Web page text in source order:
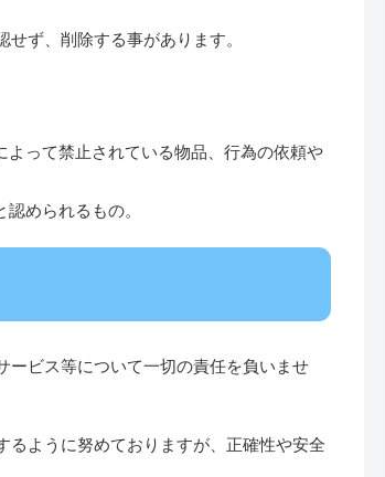
ず、削除する事があります。
って禁止されている物品、行為の依頼や
められるもの。
ービス等について一切の責任を負いませ
るように努めておりますが、正確性や安全